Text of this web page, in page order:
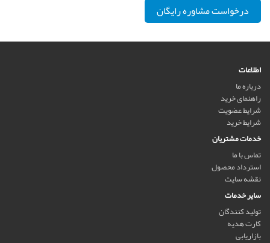
درخواست مشاوره رایگان
اطلاعات
درباره ما
راهنمای خرید
شرایط عضویت
شرایط خرید
خدمات مشتریان
تماس با ما
استرداد محصول
نقشه سایت
سایر خدمات
تولید کنندگان
کارت هدیه
بازاریابی